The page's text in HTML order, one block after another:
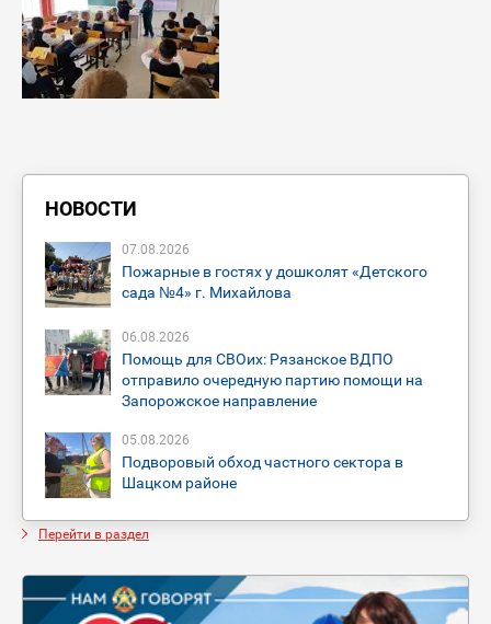
НОВОСТИ
07.08.2026
Пожарные в гостях у дошколят «Детского
сада №4» г. Михайлова
06.08.2026
Помощь для СВОих: Рязанское ВДПО
отправило очередную партию помощи на
Запорожское направление
05.08.2026
Подворовый обход частного сектора в
Шацком районе
Перейти в раздел